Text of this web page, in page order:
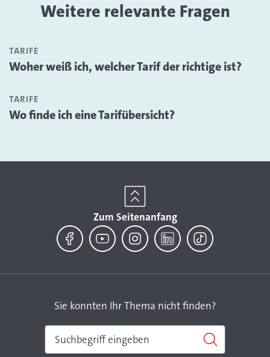
Weitere relevante Fragen
TARIFE
Woher weiß ich, welcher Tarif der richtige ist?
TARIFE
Wo finde ich eine Tarifübersicht?
Zum Seitenanfang
Sie konnten Ihr Thema nicht finden?